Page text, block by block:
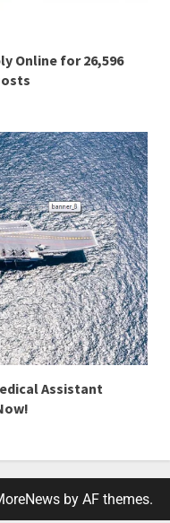
Online for 26,596
Assistant
by AF themes.